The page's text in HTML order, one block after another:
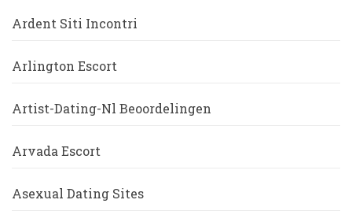
Ardent Siti Incontri
Arlington Escort
Artist-Dating-Nl Beoordelingen
Arvada Escort
Asexual Dating Sites